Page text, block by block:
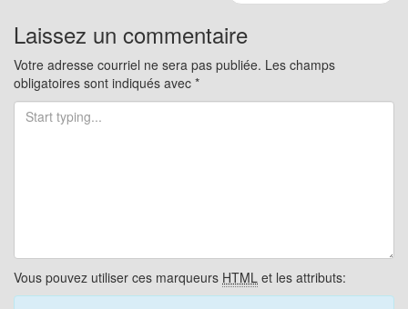
les
articles
Laissez un commentaire
Votre adresse courriel ne sera pas publiée. Les champs
obligatoires sont indiqués avec *
Vous pouvez utiliser ces marqueurs HTML et les attributs: